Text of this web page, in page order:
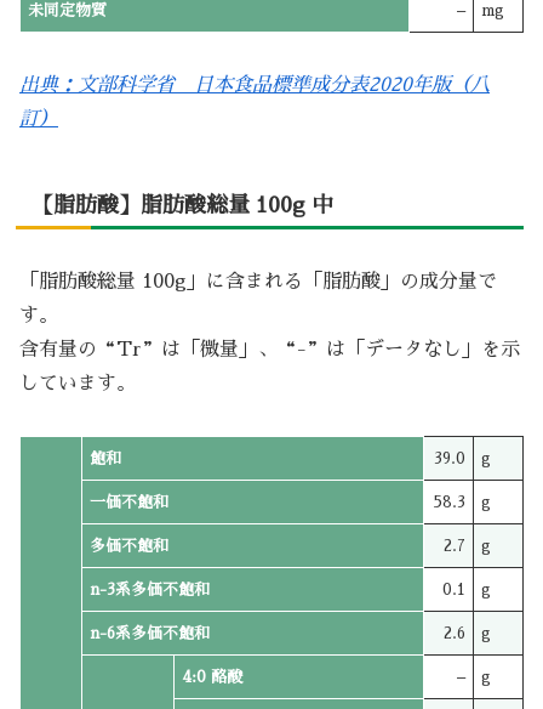
未同定物質 – mg
出典：文部科学省 日本食品標準成分表2020年版（八
訂）
【脂肪酸】脂肪酸総量 100g 中
「脂肪酸総量 100g」に含まれる「脂肪酸」の成分量で
す。
含有量の“Tr”は「微量」、“-”は「データなし」を示
しています。
飽和 39.0 g
一価不飽和 58.3 g
多価不飽和 2.7 g
n-3系多価不飽和 0.1 g
n-6系多価不飽和 2.6 g
4:0 酪酸 – g